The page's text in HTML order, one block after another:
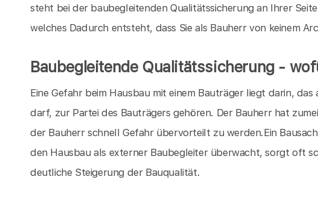
steht bei der baubegleitenden Qualitätssicherung an Ihrer
welches Dadurch entsteht, dass Sie als Bauherr von keinem
Baubegleitende Qualitätssicherung -
Eine Gefahr beim Hausbau mit einem Bauträger liegt darin,
darf, zur Partei des Bauträgers gehören. Der Bauherr hat
der Bauherr schnell Gefahr übervorteilt zu werden.Ein
den Hausbau als externer Baubegleiter überwacht, sorgt oft
deutliche Steigerung der Bauqualität.